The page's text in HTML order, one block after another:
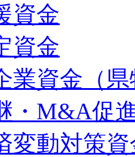
資金
資金
業資金（
・M&A促
変動対策資